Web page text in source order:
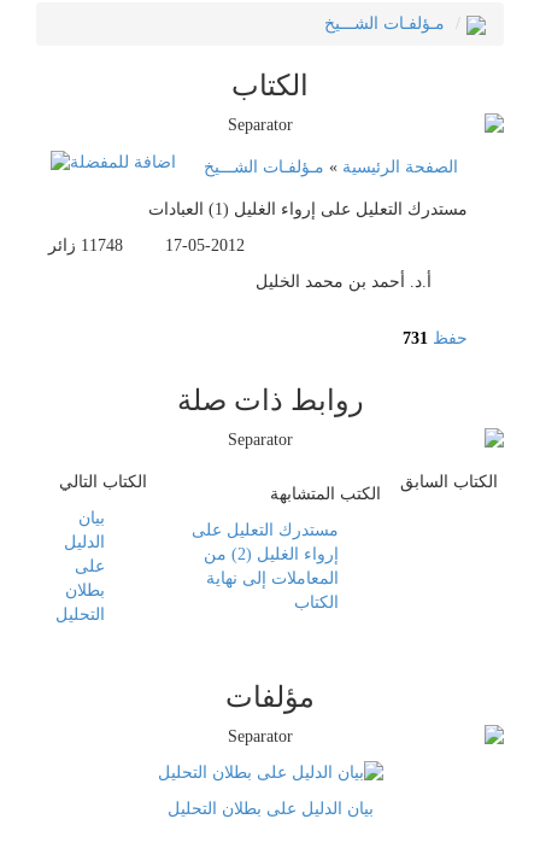
مـؤلفـات الشـــيخ
الكتاب
الصفحة الرئيسية » مـؤلفـات الشـــيخ
مستدرك التعليل على إرواء الغليل (1) العبادات
11748 زائر
17-05-2012
أ.د. أحمد بن محمد الخليل
حفظ 731
روابط ذات صلة
الكتاب السابق
الكتب المتشابهة
مستدرك التعليل على
إرواء الغليل (2) من
المعاملات إلى نهاية
الكتاب
الكتاب التالي
بيان
الدليل
على
بطلان
التحليل
مؤلفات
بيان الدليل على بطلان التحليل